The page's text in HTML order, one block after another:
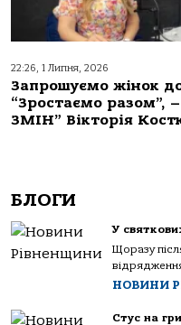
22:26, 1 Липня, 2026
Запрошуємо жінок до
“Зростаємо разом”,
ЗМІН” Вікторія
БЛОГИ
У
Щоразу
НОВИНИ
Стус на